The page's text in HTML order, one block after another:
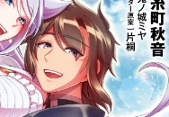
ロサージュノベルス
コミッククリエ